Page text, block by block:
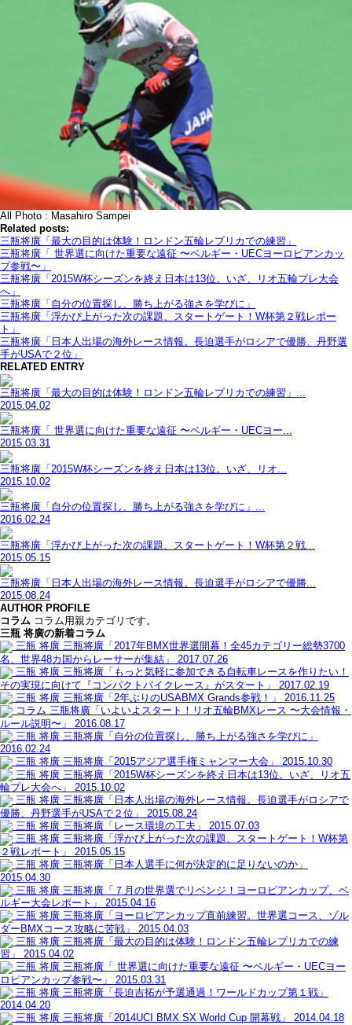
All Photo : Masahiro Sampei
Related posts:
三瓶将廣「最大の目的は体験！ロンドン五輪レプリカでの練習」
三瓶将廣「 世界選に向けた重要な遠征 〜ベルギー・UECヨーロピアンカッ
プ参戦〜」
三瓶将廣「2015W杯シーズンを終え日本は13位。いざ、リオ五輪プレ大会
へ」
三瓶将廣「自分の位置探し、勝ち上がる強さを学びに」
三瓶将廣「浮かび上がった次の課題、スタートゲート！W杯第２戦レポー
ト」
三瓶将廣「日本人出場の海外レース情報。長迫選手がロシアで優勝、丹野選
手がUSAで２位」
RELATED ENTRY
三瓶将廣「最大の目的は体験！ロンドン五輪レプリカでの練習」...
2015.04.02
三瓶将廣「 世界選に向けた重要な遠征 〜ベルギー・UECヨー...
2015.03.31
三瓶将廣「2015W杯シーズンを終え日本は13位。いざ、リオ...
2015.10.02
三瓶将廣「自分の位置探し、勝ち上がる強さを学びに」...
2016.02.24
三瓶将廣「浮かび上がった次の課題、スタートゲート！W杯第２戦...
2015.05.15
三瓶将廣「日本人出場の海外レース情報。長迫選手がロシアで優勝...
2015.08.24
AUTHOR PROFILE
コラム コラム用親カテゴリです。
三瓶 将廣の新着コラム
三瓶 将廣 三瓶将廣「2017年BMX世界選開幕！全45カテゴリー総勢3700
名、世界48カ国からレーサーが集結」
2017.07.26
三瓶 将廣 三瓶将廣「もっと気軽に参加できる自転車レースを作りたい！
その実現に向けて『コンパクトバイクレース』がスタート」
2017.02.19
三瓶 将廣 三瓶将廣「2年ぶりのUSABMX Grands参戦！」
2016.11.25
コラム 三瓶将廣「いよいよスタート！リオ五輪BMXレース 〜大会情報・
ルール説明〜」
2016.08.17
三瓶 将廣 三瓶将廣「自分の位置探し、勝ち上がる強さを学びに」
2016.02.24
三瓶 将廣 三瓶将廣「2015アジア選手権ミャンマー大会」
2015.10.30
三瓶 将廣 三瓶将廣「2015W杯シーズンを終え日本は13位。いざ、リオ五
輪プレ大会へ」
2015.10.02
三瓶 将廣 三瓶将廣「日本人出場の海外レース情報。長迫選手がロシアで
優勝、丹野選手がUSAで２位」
2015.08.24
三瓶 将廣 三瓶将廣「レース環境の工夫」
2015.07.03
三瓶 将廣 三瓶将廣「浮かび上がった次の課題、スタートゲート！W杯第
２戦レポート」
2015.05.15
三瓶 将廣 三瓶将廣「日本人選手に何が決定的に足りないのか」
2015.04.30
三瓶 将廣 三瓶将廣「７月の世界選でリベンジ！ヨーロピアンカップ、ベ
ルギー大会レポート」
2015.04.16
三瓶 将廣 三瓶将廣「ヨーロピアンカップ直前練習。世界選コース、ゾル
ダーBMXコース攻略に苦戦」
2015.04.03
三瓶 将廣 三瓶将廣「最大の目的は体験！ロンドン五輪レプリカでの練
習」
2015.04.02
三瓶 将廣 三瓶将廣「 世界選に向けた重要な遠征 〜ベルギー・UECヨー
ロピアンカップ参戦〜」
2015.03.31
三瓶 将廣 三瓶将廣「長迫吉拓が予選通過！ワールドカップ第１戦」
2014.04.20
三瓶 将廣 三瓶将廣「2014UCI BMX SX World Cup 開幕戦」 2014.04.18